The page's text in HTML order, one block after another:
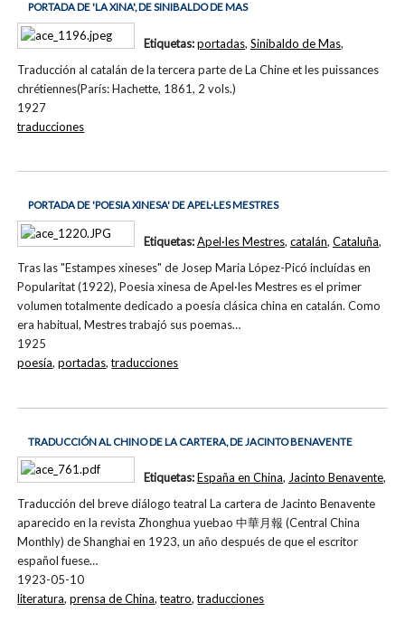
PORTADA DE 'LA XINA', DE SINIBALDO DE MAS
Traducción al catalán de la tercera parte de La Chine et les puissances
chrétiennes(París: Hachette, 1861, 2 vols.)
1927
Etiquetas:portadas, Sinibaldo de Mas,
traducciones
PORTADA DE 'POESIA XINESA' DE APEL·LES MESTRES
Tras las "Estampes xineses" de Josep Maria López-Picó incluídas en
Popularitat (1922), Poesia xinesa de Apel·les Mestres es el primer
volumen totalmente dedicado a poesía clásica china en catalán. Como
era habitual, Mestres trabajó sus poemas…
1925
Etiquetas:Apel·les Mestres, catalán, Cataluña,
poesía,portadas,traducciones
TRADUCCIÓN AL CHINO DE LA CARTERA, DE JACINTO BENAVENTE
Traducción del breve diálogo teatral La cartera de Jacinto Benavente
aparecido en la revista Zhonghua yuebao 中華月報 (Central China
Monthly) de Shanghai en 1923, un año después de que el escritor
español fuese…
1923-05-10
Etiquetas:España en China, Jacinto Benavente,
literatura,prensa de China,teatro,traducciones